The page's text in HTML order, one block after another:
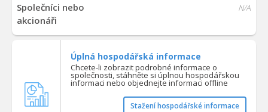
Společníci nebo
akcionáři
N/A
Úplná hospodářská informace
Chcete-li zobrazit podrobné informace o
společnosti, stáhněte si úplnou hospodářskou
informaci nebo objednejte informaci offline
Stažení hospodářské informace